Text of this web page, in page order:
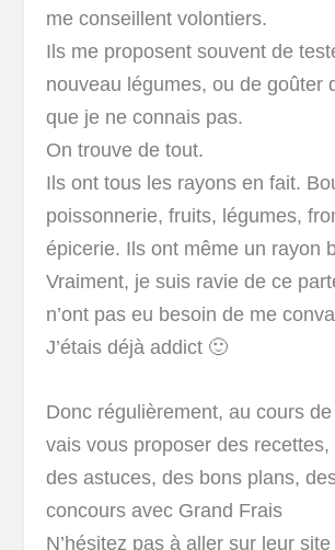
me conseillent volontiers.
Ils me proposent souvent de
nouveau légumes, ou de goûter
que je ne connais pas.
On trouve de tout.
Ils ont tous les rayons en fait.
poissonnerie, fruits, légumes,
épicerie. Ils ont même un rayon
Vraiment, je suis ravie de ce
n’ont pas eu besoin de me
J’étais déjà addict 🙂
Donc régulièrement, au cours de
vais vous proposer des recettes,
des astuces, des bons plans,
concours avec Grand Frais
N’hésitez pas à aller sur leur